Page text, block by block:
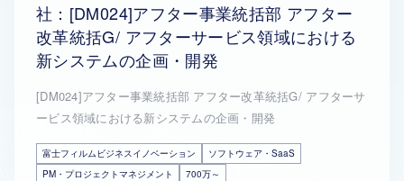
社：[DM024]アフター事業統括部 アフター
改革統括G/ アフターサービス領域における
新システムの企画・開発
[DM024]アフター事業統括部 アフター改革統括G/ アフターサ
ービス領域における新システムの企画・開発
富士フィルムビジネスイノベーション
ソフトウェア・SaaS
PM・プロジェクトマネジメント
700万～